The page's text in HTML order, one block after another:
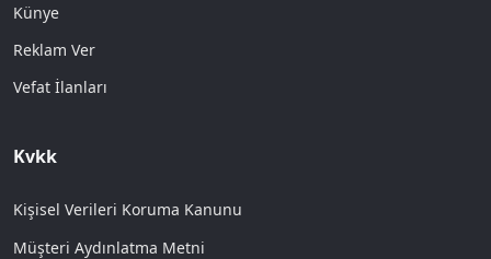
Künye
Reklam Ver
Vefat İlanları
Kvkk
Kişisel Verileri Koruma Kanunu
Müşteri Aydınlatma Metni